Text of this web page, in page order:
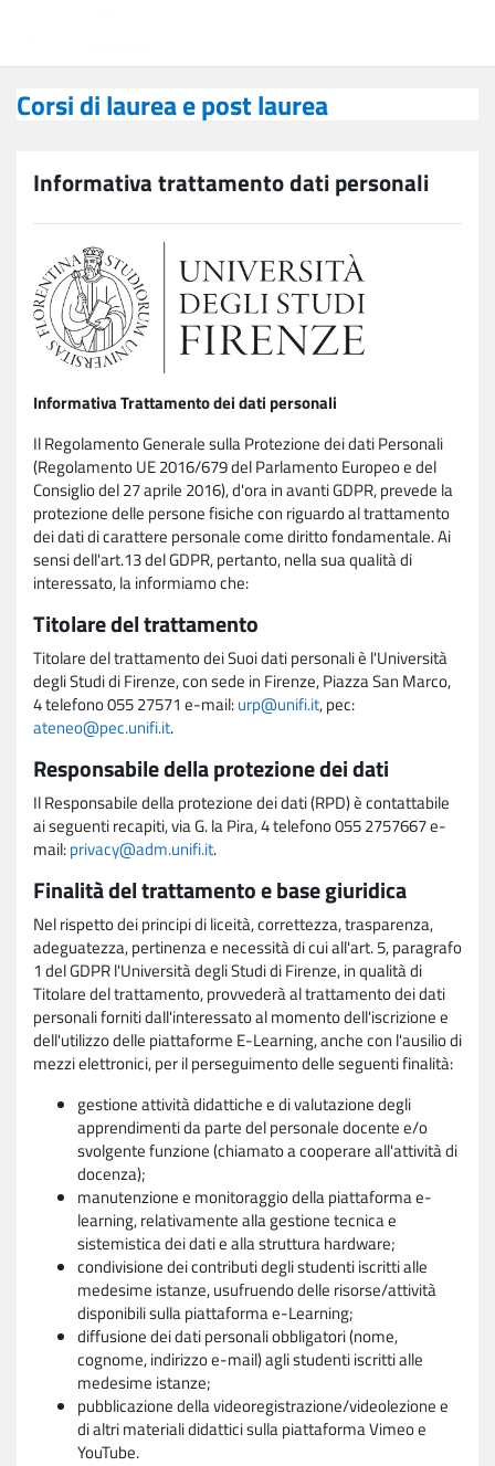
Corsi di laurea e post laurea
Informativa trattamento dati personali
Informativa Trattamento dei dati personali
Il Regolamento Generale sulla Protezione dei dati Personali
(Regolamento UE 2016/679 del Parlamento Europeo e del
Consiglio del 27 aprile 2016), d'ora in avanti GDPR, prevede la
protezione delle persone fisiche con riguardo al trattamento
dei dati di carattere personale come diritto fondamentale. Ai
sensi dell'art.13 del GDPR, pertanto, nella sua qualità di
interessato, la informiamo che:
Titolare del trattamento
Titolare del trattamento dei Suoi dati personali è l'Università
degli Studi di Firenze, con sede in Firenze, Piazza San Marco,
4 telefono 055 27571 e-mail:urp@unifi.it, pec:
ateneo@pec.unifi.it.
Responsabile della protezione dei dati
Il Responsabile della protezione dei dati (RPD) è contattabile
ai seguenti recapiti, via G. la Pira, 4 telefono 055 2757667 e-
mail:privacy@adm.unifi.it.
Finalità del trattamento e base giuridica
Nel rispetto dei principi di liceità, correttezza, trasparenza,
adeguatezza, pertinenza e necessità di cui all'art. 5, paragrafo
1 del GDPR l'Università degli Studi di Firenze, in qualità di
Titolare del trattamento, provvederà al trattamento dei dati
personali forniti dall'interessato al momento dell'iscrizione e
dell'utilizzo delle piattaforme E-Learning, anche con l'ausilio di
mezzi elettronici, per il perseguimento delle seguenti finalità:
gestione attività didattiche e di valutazione degli
apprendimenti da parte del personale docente e/o
svolgente funzione (chiamato a cooperare all'attività di
docenza);
manutenzione e monitoraggio della piattaforma e-
learning, relativamente alla gestione tecnica e
sistemistica dei dati e alla struttura hardware;
condivisione dei contributi degli studenti iscritti alle
medesime istanze, usufruendo delle risorse/attività
disponibili sulla piattaforma e-Learning;
diffusione dei dati personali obbligatori (nome,
cognome, indirizzo e-mail) agli studenti iscritti alle
medesime istanze;
pubblicazione della videoregistrazione/videolezione e
di altri materiali didattici sulla piattaforma Vimeo e
YouTube.